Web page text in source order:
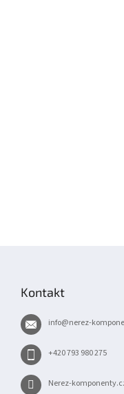
Kontakt
info@nerez-
+420 793 980 275
Nerez-